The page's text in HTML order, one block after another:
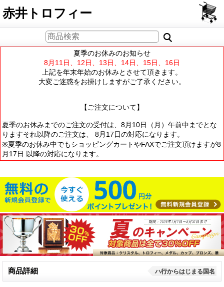
PCサイト
赤井トロフィー
夏季のお休みのお知らせ
8月11日、12日、13日、14日、15日、16日
上記を年末年始のお休みとさせて頂きます。
大変ご迷惑をお掛けしますがご了承ください。
【ご注文について】
夏季のお休みまでのご注文の受付は、8月10日（月）午前中までとな
りますそれ以降のご注文は、 8月17日の対応になります。
※夏季のお休み中でもショッピングカートやFAXでご注文頂けますが8
月17日 以降の対応になります。
商品詳細 ハ行からはじまる国名